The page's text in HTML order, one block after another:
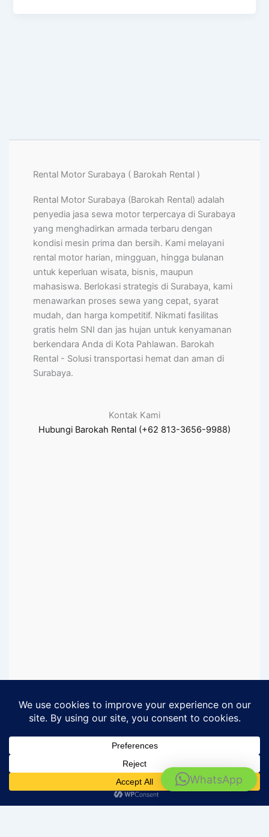
Rental Motor Surabaya ( Barokah Rental )
Rental Motor Surabaya (Barokah Rental) adalah
penyedia jasa sewa motor terpercaya di Surabaya
yang menghadirkan armada terbaru dengan
kondisi mesin prima dan bersih. Kami melayani
rental motor harian, mingguan, hingga bulanan
untuk keperluan wisata, bisnis, maupun
mahasiswa. Berlokasi strategis di Surabaya, kami
menawarkan proses sewa yang cepat, syarat
mudah, dan harga kompetitif. Nikmati fasilitas
gratis helm SNI dan jas hujan untuk kenyamanan
berkendara Anda di Kota Pahlawan. Barokah
Rental - Solusi transportasi hemat dan aman di
Surabaya.
Kontak Kami
Hubungi Barokah Rental (+62 813-3656-9988)
Rental Motor Surabaya - Barokah Rental
WhatsApp